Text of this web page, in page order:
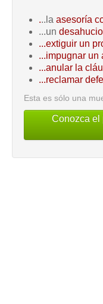
...la asesoría
...un
...extiguir un
...impugnar un
...anular la
...reclamar
Esta es sólo una
Conozca el